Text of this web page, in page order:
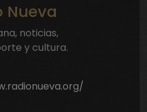
Nueva
noticias,
y cultura.